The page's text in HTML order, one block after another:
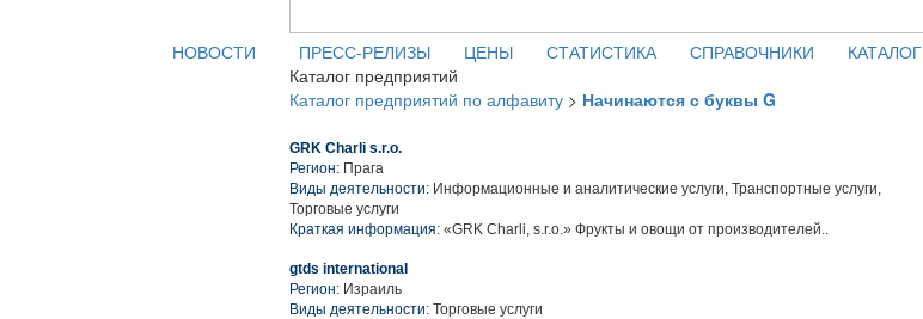
НОВОСТИ ПРЕСС-РЕЛИЗЫ ЦЕНЫ СТАТИСТИКА СПРАВОЧНИКИ КАТАЛОГ
Каталог предприятий
Каталог предприятий по алфавиту > Начинаются с буквы G
GRK Charli s.r.o.
Регион: Прага
Виды деятельности: Информационные и аналитические услуги, Транспортные услуги,
Торговые услуги
Краткая информация: «GRK Charli, s.r.o.» Фрукты и овощи от производителей..
gtds international
Регион: Израиль
Виды деятельности: Торговые услуги